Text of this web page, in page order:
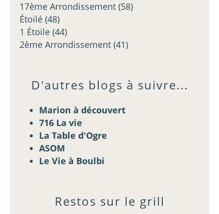
17ème Arrondissement (58)
Étoilé (48)
1 Étoile (44)
2ème Arrondissement (41)
Restos sur le grill
D'autres blogs à suivre...
Marion à découvert
716 La vie
La Table d'Ogre
ASOM
Le Vie à Boulbi